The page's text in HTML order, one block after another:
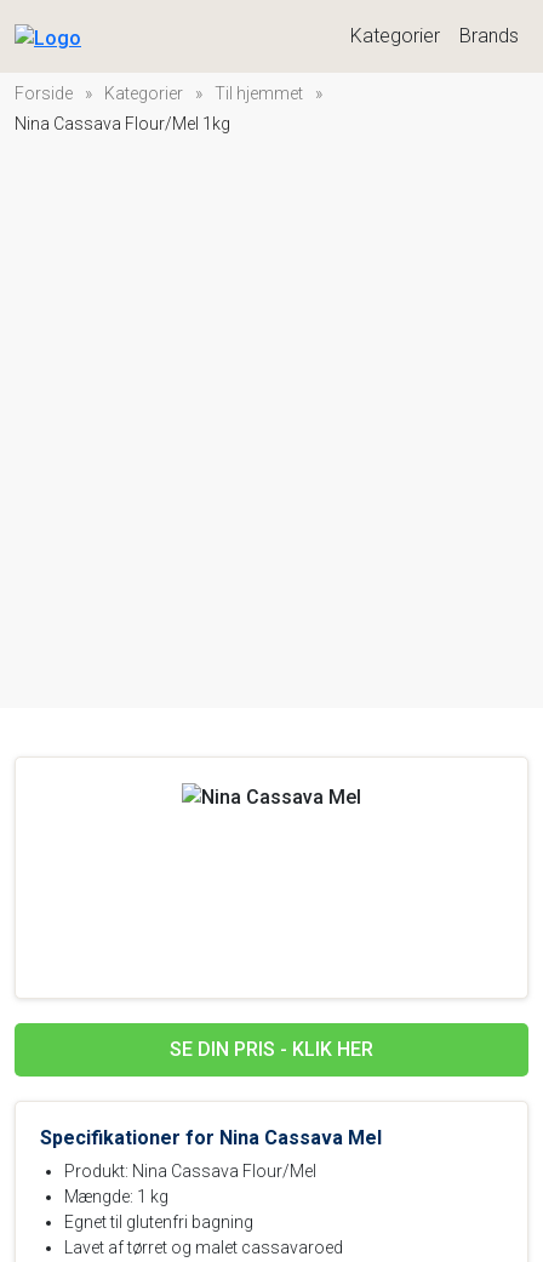
Kategorier Brands
Forside » Kategorier » Til hjemmet
»
Nina Cassava Flour/Mel 1kg
SE DIN PRIS - KLIK HER
Specifikationer for Nina Cassava Mel
Produkt: Nina Cassava Flour/Mel
Mængde: 1 kg
Egnet til glutenfri bagning
Lavet af tørret og malet cassavaroed